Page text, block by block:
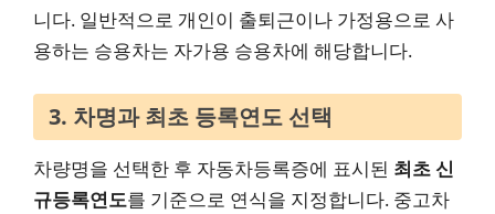
니다. 일반적으로 개인이 출퇴근이나 가정용으로 사
용하는 승용차는 자가용 승용차에 해당합니다.
3. 차명과 최초 등록연도 선택
차량명을 선택한 후 자동차등록증에 표시된 최초 신
규등록연도를 기준으로 연식을 지정합니다. 중고차